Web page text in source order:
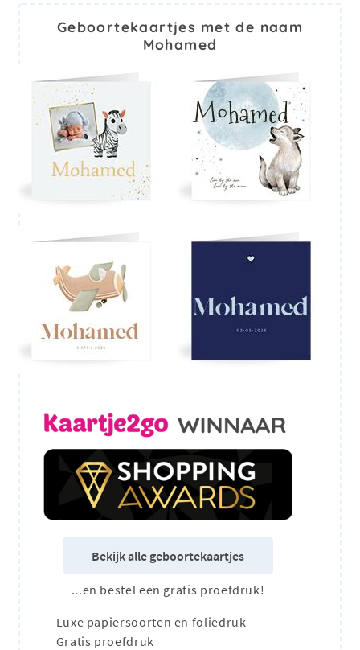
Geboortekaartjes met de naam
Mohamed
Bekijk alle geboortekaartjes
...en bestel een gratis proefdruk!
Luxe papiersoorten en foliedruk
Gratis proefdruk